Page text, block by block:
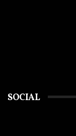
SOCIAL